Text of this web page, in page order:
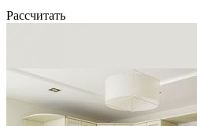
Рассчитать